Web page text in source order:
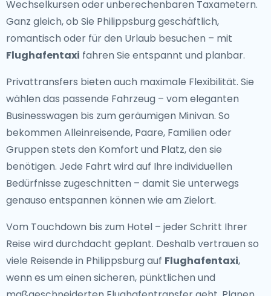
Wechselkursen oder unberechenbaren Taxametern.
Ganz gleich, ob Sie Philippsburg geschäftlich,
romantisch oder für den Urlaub besuchen – mit
Flughafentaxi fahren Sie entspannt und planbar.
Privattransfers bieten auch maximale Flexibilität. Sie
wählen das passende Fahrzeug – vom eleganten
Businesswagen bis zum geräumigen Minivan. So
bekommen Alleinreisende, Paare, Familien oder
Gruppen stets den Komfort und Platz, den sie
benötigen. Jede Fahrt wird auf Ihre individuellen
Bedürfnisse zugeschnitten – damit Sie unterwegs
genauso entspannen können wie am Zielort.
Vom Touchdown bis zum Hotel – jeder Schritt Ihrer
Reise wird durchdacht geplant. Deshalb vertrauen so
viele Reisende in Philippsburg auf Flughafentaxi,
wenn es um einen sicheren, pünktlichen und